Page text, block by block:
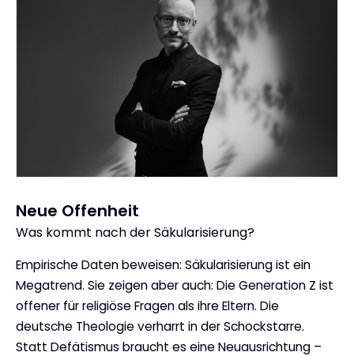
Neue Offenheit
:
Was kommt nach der Säkularisierung?
Empirische Daten beweisen: Säkularisierung ist ein
Megatrend. Sie zeigen aber auch: Die Generation Z ist
offener für religiöse Fragen als ihre Eltern. Die
deutsche Theologie verharrt in der Schockstarre.
Statt Defätismus braucht es eine Neuausrichtung –